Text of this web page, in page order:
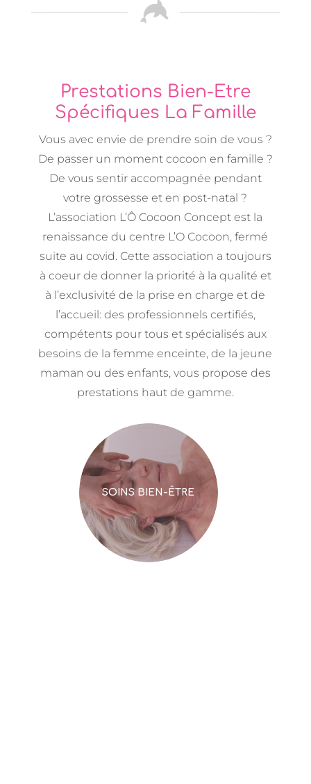
Prestations Bien-Etre
Spécifiques La Famille
Vous avec envie de prendre soin de vous ?
De passer un moment cocoon en famille ?
De vous sentir accompagnée pendant
votre grossesse et en post-natal ?
L’association L’Ô Cocoon Concept est la
renaissance du centre L’O Cocoon, fermé
suite au covid. Cette association a toujours
à coeur de donner la priorité à la qualité et
à l’exclusivité de la prise en charge et de
l’accueil: des professionnels certifiés,
compétents pour tous et spécialisés aux
besoins de la femme enceinte, de la jeune
maman ou des enfants, vous propose des
prestations haut de gamme.
SOINS BIEN-ÊTRE